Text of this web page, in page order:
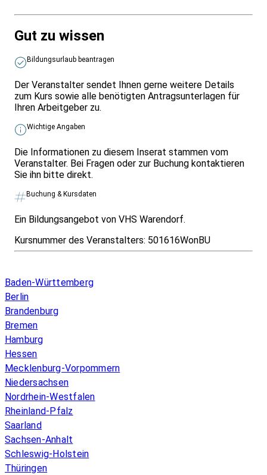
Gut zu wissen
Bildungsurlaub beantragen
Der Veranstalter sendet Ihnen gerne weitere Details
zum Kurs sowie alle benötigten Antragsunterlagen für
Ihren Arbeitgeber zu.
Wichtige Angaben
Die Informationen zu diesem Inserat stammen vom
Veranstalter. Bei Fragen oder zur Buchung kontaktieren
Sie ihn bitte direkt.
Buchung & Kursdaten
Ein Bildungsangebot von VHS Warendorf.
Kursnummer des Veranstalters: 501616WonBU
Baden-Württemberg
Berlin
Brandenburg
Bremen
Hamburg
Hessen
Mecklenburg-Vorpommern
Niedersachsen
Nordrhein-Westfalen
Rheinland-Pfalz
Saarland
Sachsen-Anhalt
Schleswig-Holstein
Thüringen